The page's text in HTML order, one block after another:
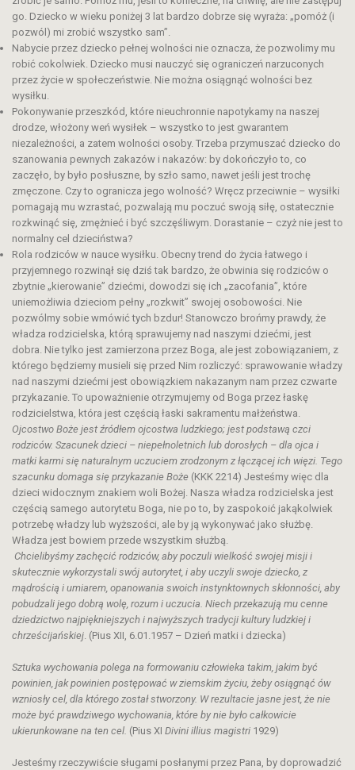
go. Dziecko w wieku poniżej 3 lat bardzo dobrze się wyraża: „pomóż (i
pozwól) mi zrobić wszystko sam”.
Nabycie przez dziecko pełnej wolności nie oznacza, że pozwolimy mu
robić cokolwiek. Dziecko musi nauczyć się ograniczeń narzuconych
przez życie w społeczeństwie. Nie można osiągnąć wolności bez
wysiłku.
Pokonywanie przeszkód, które nieuchronnie napotykamy na naszej
drodze, włożony weń wysiłek – wszystko to jest gwarantem
niezależności, a zatem wolności osoby. Trzeba przymuszać dziecko do
szanowania pewnych zakazów i nakazów: by dokończyło to, co
zaczęło, by było posłuszne, by szło samo, nawet jeśli jest trochę
zmęczone. Czy to ogranicza jego wolność? Wręcz przeciwnie – wysiłki
pomagają mu wzrastać, pozwalają mu poczuć swoją siłę, ostatecznie
rozkwinąć się, zmężnieć i być szczęśliwym. Dorastanie – czyż nie jest to
normalny cel dzieciństwa?
Rola rodziców w nauce wysiłku. Obecny trend do życia łatwego i
przyjemnego rozwinął się dziś tak bardzo, że ob​​winia się rodziców o
zbytnie „kierowanie” dziećmi, dowodzi się ich „zacofania”, które
uniemożliwia dzieciom pełny „rozkwit” swojej osobowości. Nie
pozwólmy sobie wmówić tych bzdur! Stanowczo brońmy prawdy, że
władza rodzicielska, którą sprawujemy nad naszymi dziećmi, jest
dobra. Nie tylko jest zamierzona przez Boga, ale jest zobowiązaniem, z
którego będziemy musieli się przed Nim rozliczyć: sprawowanie władzy
nad naszymi dziećmi jest obowiązkiem nakazanym nam przez czwarte
przykazanie. To upoważnienie otrzymujemy od Boga przez łaskę
rodzicielstwa, która jest częścią łaski sakramentu małżeństwa.
Ojcostwo Boże jest źródłem ojcostwa ludzkiego; jest podstawą czci
rodziców. Szacunek dzieci – niepełnoletnich lub dorosłych – dla ojca i
matki karmi się naturalnym uczuciem zrodzonym z łączącej ich więzi. Tego
szacunku domaga się przykazanie Boże (KKK 2214) Jesteśmy więc dla
dzieci widocznym znakiem woli Bożej. Nasza władza rodzicielska jest
częścią samego autorytetu Boga, nie po to, by zaspokoić jakąkolwiek
potrzebę władzy lub wyższości, ale by ją wykonywać jako służbę.
Władza jest bowiem przede wszystkim służbą.
Chcielibyśmy zachęcić rodziców, aby poczuli wielkość swojej misji i
skutecznie wykorzystali swój autorytet, i aby uczyli swoje dziecko, z
mądrością i umiarem, opanowania swoich instynktownych skłonności, aby
pobudzali jego dobrą wolę, rozum i uczucia. Niech przekazują mu cenne
dziedzictwo najpiękniejszych i najwyższych tradycji kultury ludzkiej i
chrześcijańskiej. (Pius XII, 6.01.1957 – Dzień matki i dziecka)
Sztuka wychowania polega na formowaniu człowieka takim, jakim być
powinien, jak powinien postępować w ziemskim życiu, żeby osiągnąć ów
wzniosły cel, dla którego został stworzony. W rezultacie jasne jest, że nie
może być prawdziwego wychowania, które by nie było całkowicie
ukierunkowane na ten cel. (Pius XI Divini illius magistri 1929)
Jesteśmy rzeczywiście sługami posłanymi przez Pana, by doprowadzić